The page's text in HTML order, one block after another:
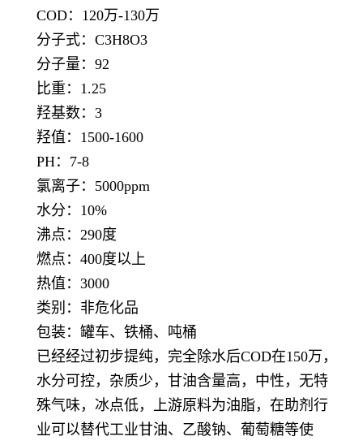
COD：120万-130万
分子式：C3H8O3
分子量：92
比重：1.25
羟基数：3
羟值：1500-1600
PH：7-8
氯离子：5000ppm
水分：10%
沸点：290度
燃点：400度以上
热值：3000
类别：非危化品
包装：罐车、铁桶、吨桶
已经经过初步提纯，完全除水后COD在150万，
水分可控，杂质少，甘油含量高，中性，无特
殊气味，冰点低，上游原料为油脂，在助剂行
业可以替代工业甘油、乙酸钠、葡萄糖等使